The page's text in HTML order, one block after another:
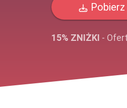
15% ZNIŻKI -